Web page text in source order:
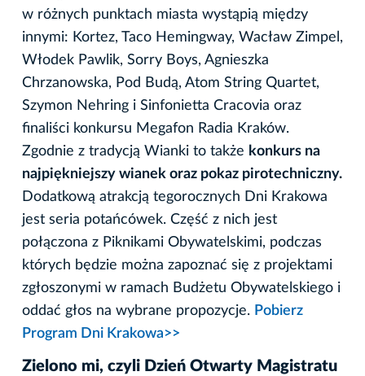
w różnych punktach miasta wystąpią między
innymi: Kortez, Taco Hemingway, Wacław Zimpel,
Włodek Pawlik, Sorry Boys, Agnieszka
Chrzanowska, Pod Budą, Atom String Quartet,
Szymon Nehring i Sinfonietta Cracovia oraz
finaliści konkursu Megafon Radia Kraków.
Zgodnie z tradycją Wianki to także konkurs na
najpiękniejszy wianek oraz pokaz pirotechniczny.
Dodatkową atrakcją tegorocznych Dni Krakowa
jest seria potańcówek. Część z nich jest
połączona z Piknikami Obywatelskimi, podczas
których będzie można zapoznać się z projektami
zgłoszonymi w ramach Budżetu Obywatelskiego i
oddać głos na wybrane propozycje. Pobierz
Program Dni Krakowa>>
Zielono mi, czyli Dzień Otwarty Magistratu